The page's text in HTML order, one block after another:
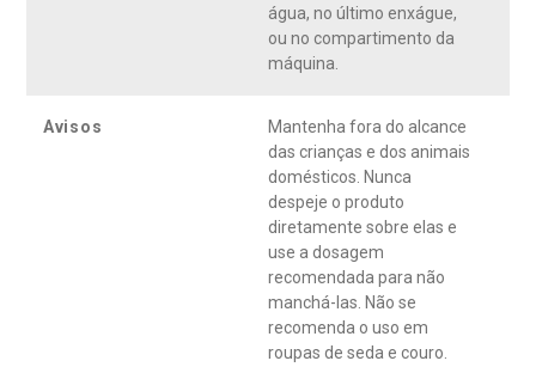
água, no último enxágue,
ou no compartimento da
máquina.
Avisos
Mantenha fora do alcance
das crianças e dos animais
domésticos. Nunca
despeje o produto
diretamente sobre elas e
use a dosagem
recomendada para não
manchá-las. Não se
recomenda o uso em
roupas de seda e couro.